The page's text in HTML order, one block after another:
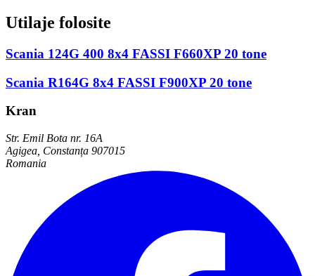
Utilaje folosite
Scania 124G 400 8x4 FASSI F660XP 20 tone
Scania R164G 8x4 FASSI F900XP 20 tone
Kran
Str. Emil Bota nr. 16A
Agigea, Constanța 907015
Romania